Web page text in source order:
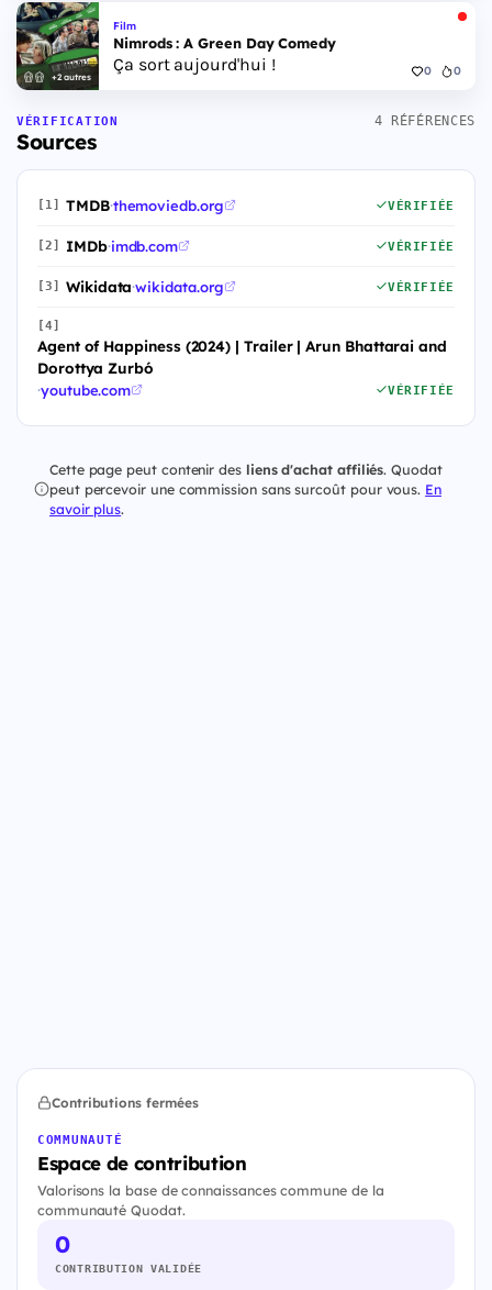
+2 autres
Film
Nimrods : A Green Day Comedy
Ça sort aujourd'hui ! 0 0
VÉRIFICATION
Sources
4 RÉFÉRENCES
[1] TMDB·themoviedb.org VÉRIFIÉE
[2] IMDb·imdb.com VÉRIFIÉE
[3] Wikidata·wikidata.org VÉRIFIÉE
[4]
Agent of Happiness (2024) | Trailer | Arun Bhattarai and
Dorottya Zurbó
·youtube.com VÉRIFIÉE
Cette page peut contenir des liens d'achat affiliés. Quodat
peut percevoir une commission sans surcoût pour vous. En
savoir plus.
Contributions fermées
COMMUNAUTÉ
Espace de contribution
Valorisons la base de connaissances commune de la
communauté Quodat.
0
CONTRIBUTION VALIDÉE